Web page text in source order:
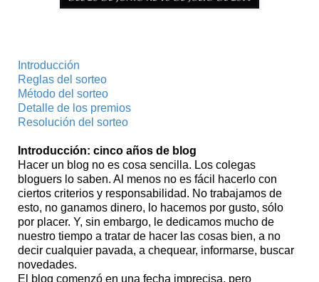
Introducción
Reglas del sorteo
Método del sorteo
Detalle de los premios
Resolución del sorteo
Introducción: cinco años de blog
Hacer un blog no es cosa sencilla. Los colegas
bloguers lo saben. Al menos no es fácil hacerlo con
ciertos criterios y responsabilidad. No trabajamos de
esto, no ganamos dinero, lo hacemos por gusto, sólo
por placer. Y, sin embargo, le dedicamos mucho de
nuestro tiempo a tratar de hacer las cosas bien, a no
decir cualquier pavada, a chequear, informarse, buscar
novedades.
El blog comenzó en una fecha imprecisa, pero